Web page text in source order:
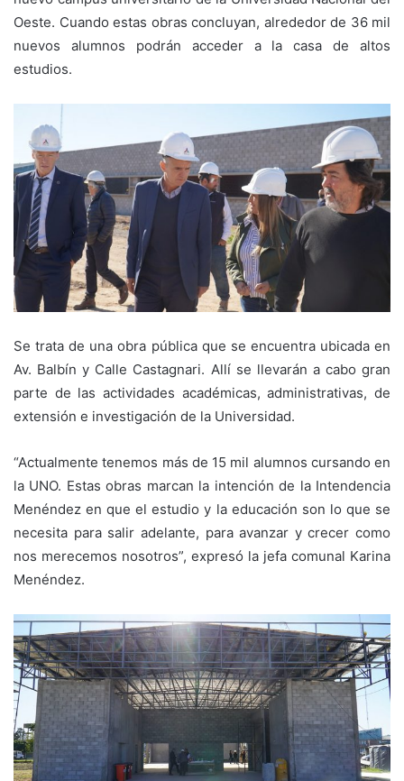
Oeste. Cuando estas obras concluyan, alrededor de 36 mil
nuevos alumnos podrán acceder a la casa de altos
estudios.
Se trata de una obra pública que se encuentra ubicada en
Av. Balbín y Calle Castagnari. Allí se llevarán a cabo gran
parte de las actividades académicas, administrativas, de
extensión e investigación de la Universidad.
“Actualmente tenemos más de 15 mil alumnos cursando en
la UNO. Estas obras marcan la intención de la Intendencia
Menéndez en que el estudio y la educación son lo que se
necesita para salir adelante, para avanzar y crecer como
nos merecemos nosotros”, expresó la jefa comunal Karina
Menéndez.